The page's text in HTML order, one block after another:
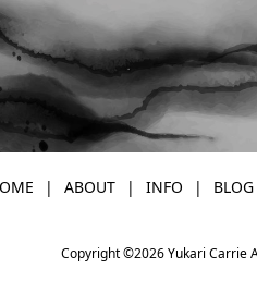
ABOUT INFO BLOG
Copyright ©2026Yukari Carrie